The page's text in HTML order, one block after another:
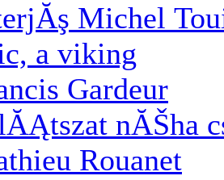
Michel
a viking
Gardeur
nĂŠha
Rouanet